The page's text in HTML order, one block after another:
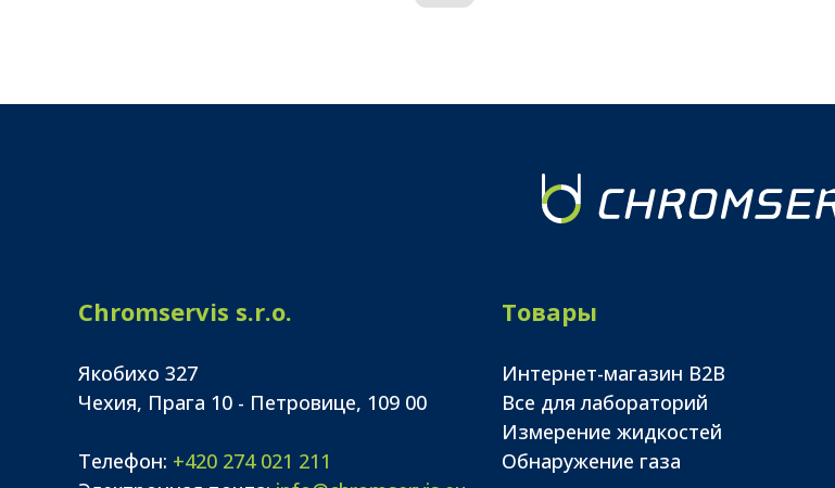
Chromservis s.r.o.
Якобихо 327
Чехия, Прага 10 - Петровице, 109 00
Телефон: +420 274 021 211
Товары
Интернет-магазин B2B
Все для лабораторий
Измерение жидкостей
Обнаружение газа